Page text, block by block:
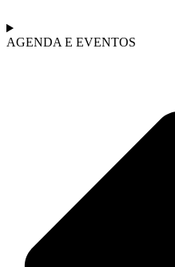
AGENDA E EVENTOS